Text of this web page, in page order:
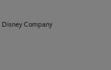
Company